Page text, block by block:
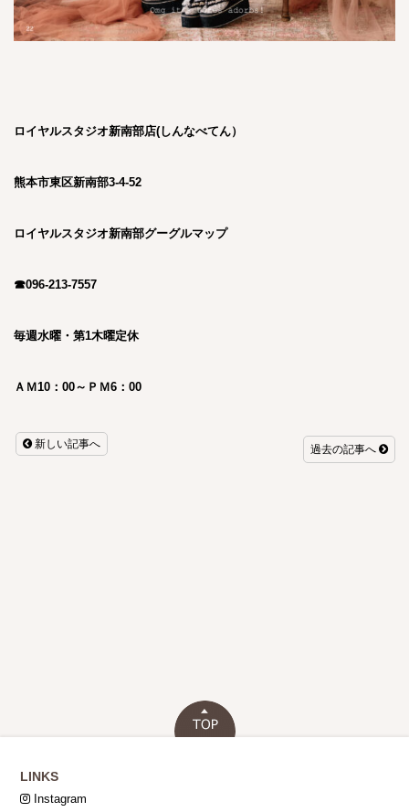
ロイヤルスタジオ新南部店(しんなべてん）
熊本市東区新南部3-4-52
ロイヤルスタジオ新南部グーグルマップ
☎096-213-7557
毎週水曜・第1木曜定休
ＡＭ10：00～ＰＭ6：00
新しい記事へ 過去の記事へ
LINKS
Instagram